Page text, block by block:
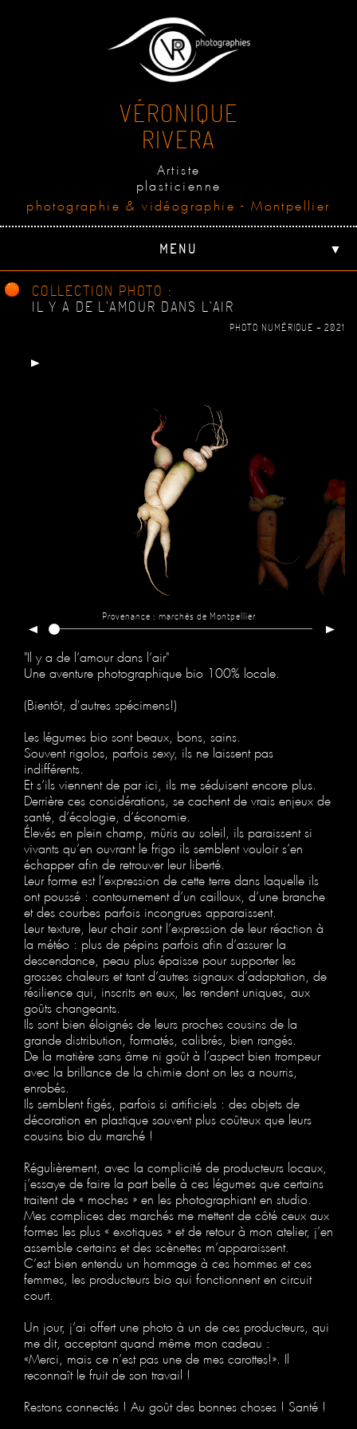
VÉRONIQUE
RIVERA
Artiste
plasticienne
photographie & vidéographie - Montpellier
MENU ▼
COLLECTION PHOTO :
IL Y A DE L'AMOUR DANS L'AIR
PHOTO NUMÉRIQUE - 2021
Provenance : marchés de Montpellier
"Il y a de l’amour dans l’air"
Une aventure photographique bio 100% locale.
(Bientôt, d'autres spécimens!)
Les légumes bio sont beaux, bons, sains.
Souvent rigolos, parfois sexy, ils ne laissent pas
indifférents.
Et s’ils viennent de par ici, ils me séduisent encore plus.
Derrière ces considérations, se cachent de vrais enjeux de
santé, d’écologie, d’économie.
Élevés en plein champ, mûris au soleil, ils paraissent si
vivants qu’en ouvrant le frigo ils semblent vouloir s’en
échapper afin de retrouver leur liberté.
Leur forme est l’expression de cette terre dans laquelle ils
ont poussé : contournement d’un cailloux, d’une branche
et des courbes parfois incongrues apparaissent.
Leur texture, leur chair sont l’expression de leur réaction à
la météo : plus de pépins parfois afin d’assurer la
descendance, peau plus épaisse pour supporter les
grosses chaleurs et tant d’autres signaux d’adaptation, de
résilience qui, inscrits en eux, les rendent uniques, aux
goûts changeants.
Ils sont bien éloignés de leurs proches cousins de la
grande distribution, formatés, calibrés, bien rangés.
De la matière sans âme ni goût à l’aspect bien trompeur
avec la brillance de la chimie dont on les a nourris,
enrobés.
Ils semblent figés, parfois si artificiels : des objets de
décoration en plastique souvent plus coûteux que leurs
cousins bio du marché !
Régulièrement, avec la complicité de producteurs locaux,
j’essaye de faire la part belle à ces légumes que certains
traitent de « moches » en les photographiant en studio.
Mes complices des marchés me mettent de côté ceux aux
formes les plus « exotiques » et de retour à mon atelier, j’en
assemble certains et des scènettes m’apparaissent.
C’est bien entendu un hommage à ces hommes et ces
femmes, les producteurs bio qui fonctionnent en circuit
court.
Un jour, j’ai offert une photo à un de ces producteurs, qui
me dit, acceptant quand même mon cadeau :
«Merci, mais ce n’est pas une de mes carottes!». Il
reconnaît le fruit de son travail !
Restons connectés ! Au goût des bonnes choses ! Santé !